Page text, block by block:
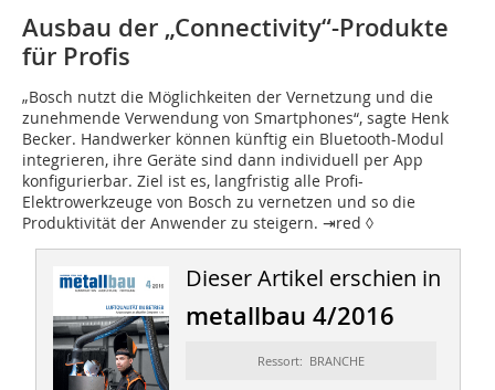
Ausbau der „Connectivity“-Produkte
für Profis
„Bosch nutzt die Möglichkeiten der Vernetzung und die
zunehmende Verwendung von Smartphones“, sagte Henk
Becker. Handwerker können künftig ein Bluetooth-Modul
integrieren, ihre Geräte sind dann individuell per App
konfigurierbar. Ziel ist es, langfristig alle Profi-
Elektrowerkzeuge von Bosch zu vernetzen und so die
Produktivität der Anwender zu steigern. ⇥red ◊
Dieser Artikel erschien in
metallbau 4/2016
Ressort: BRANCHE